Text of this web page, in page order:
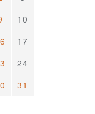
10
17
24
31